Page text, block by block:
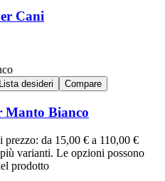
Cani
desideri Compare
Manto Bianco
prezzo: da 15,00 € a 110,00 €
varianti. Le opzioni possono
prodotto